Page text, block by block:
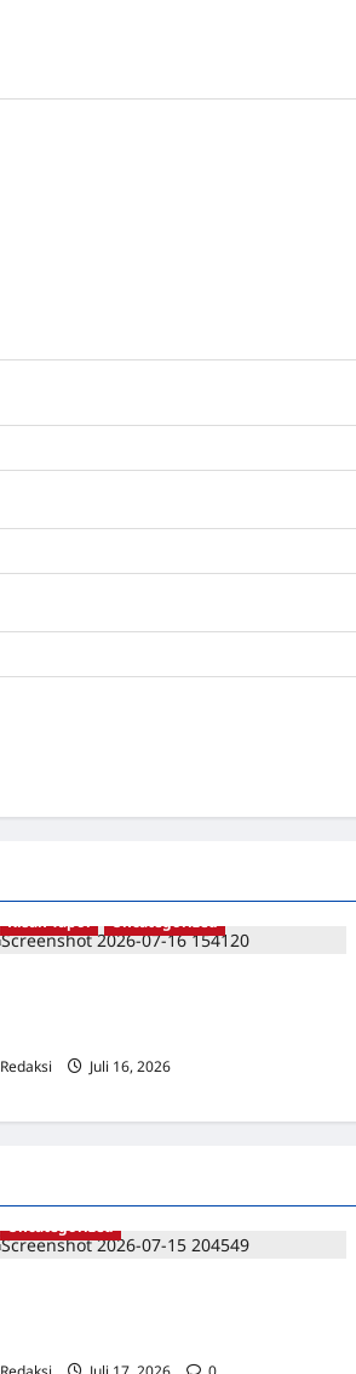
Kisah Tapol Uncategorized
Redaksi
Juli 16, 2026
Uncategorized